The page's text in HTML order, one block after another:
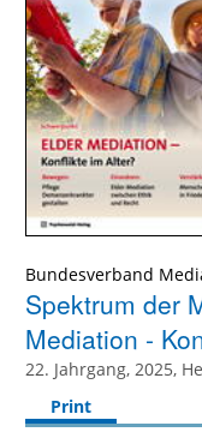
Bundesverband
Spektrum der
Mediation -
22. Jahrgang, 2025,
Print